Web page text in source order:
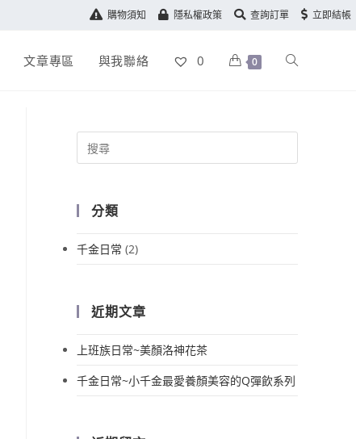
購物須知 隱私權政策 查詢訂單 立即結帳
文章專區 與我聯絡 0 0
分類
千金日常 (2)
近期文章
上班族日常~美顏洛神花茶
千金日常~小千金最愛養顏美容的Q彈飲系列